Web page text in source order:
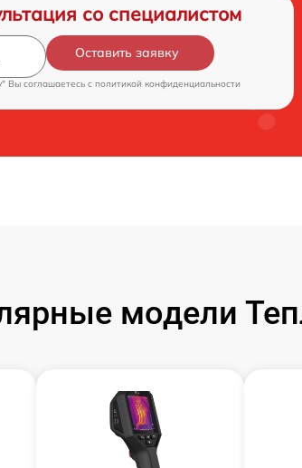
со специалистом
Оставить заявку
Вы соглашаетесь c политикой конфиденциальности
модели